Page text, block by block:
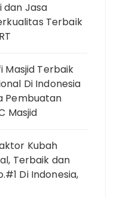
dan Jasa
Terbaik
Masjid Terbaik
Di Indonesia
Pembuatan
Masjid
Kubah
Terbaik dan
Di Indonesia,